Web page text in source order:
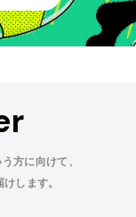
方に向けて、
します。